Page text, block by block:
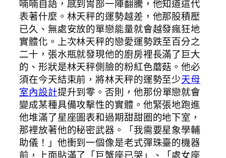
喃喃自語，感到胃部一陣翻騰，他知道這代
表著什麼。林天秤的運勢越差，他那股積壓
已久、無處安放的單戀能量就會越發瘋狂地
實體化。上次林天秤的戀愛運勢跌至百分之
二十，張水瓶就發現他的廚房裡長滿了巨大
的、形狀是林天秤側臉的粉紅色蘑菇。他必
須在今天結束前，將林天秤的運勢至少天母
室內設計提升到零。否則，他那份單戀就會
變成某種具備攻擊性的實體。他緊張地跑進
他堆滿了星座圖表和過期甜甜圈的地下室，
那裡放著他的秘密武器。「我需要星象學輔
助儀！」他衝到一個像是老式彈珠臺的機器
前，上面貼滿了「巨蟹座已哭」、「處女座